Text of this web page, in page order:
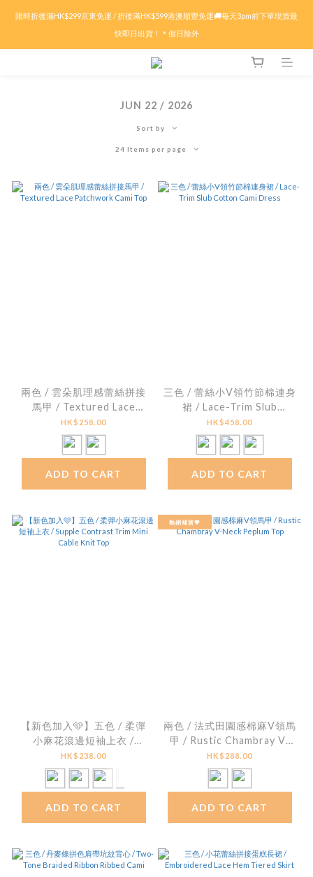
限時折後滿HK$299京東免運 / 折後滿HK$599港澳順豐免運🚚每天3pm前下單現貨最
快即日出貨！＊假日除外
限時折後滿HK$299京東免運 / 折後滿HK$599港澳順豐免運🚚每天3pm前下單現貨最
快即日出貨！＊假日除外
🏖️盛夏購物祭ᨒ ོ 多重現金賞.ᐟ.ᐟ🦀滿$𝟱𝟬𝟬減$𝟱𝟬🦀滿$𝟭𝟬𝟬𝟬減$𝟭𝟱𝟬🦀滿$𝟭𝟱𝟬𝟬
快即日出貨！＊假日除外
JUN 22 / 2026
Sort by
24 Items per page
兩色 / 雲朵肌理感蕾絲拼接
馬甲 / Textured Lace
Patchwork Cami Top
HK$258.00
ADD TO CART
三色 / 蕾絲小V領竹節棉連身
裙 / Lace-Trim Slub
Cotton Cami Dress
HK$458.00
ADD TO CART
【新色加入🩵】五色 / 柔彈
小麻花滾邊短袖上衣 /
Supple Contrast Trim
Mini Cable Knit Top
HK$238.00
ADD TO CART
熱銷補貨💙
兩色 / 法式田園感棉麻V領馬
甲 / Rustic Chambray V-
Neck Peplum Top
HK$288.00
ADD TO CART